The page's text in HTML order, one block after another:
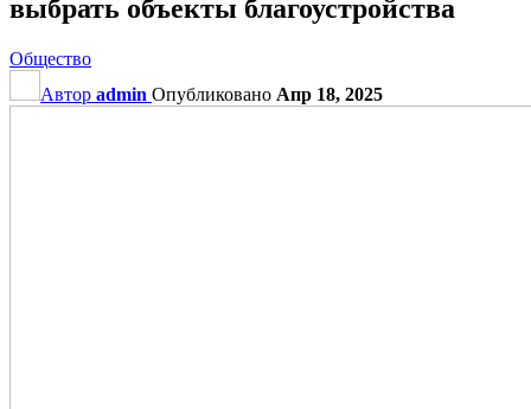
выбрать объекты благоустройства
Общество
Автор admin Опубликовано Апр 18, 2025